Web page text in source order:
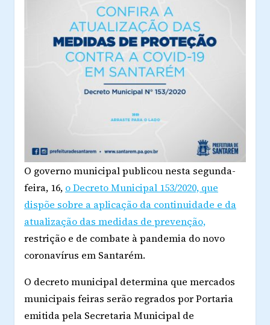
O governo municipal publicou nesta segunda-
feira, 16, o Decreto Municipal 153/2020, que
dispõe sobre a aplicação da continuidade e da
atualização das medidas de prevenção,
restrição e de combate à pandemia do novo
coronavírus em Santarém.
O decreto municipal determina que mercados
municipais feiras serão regrados por Portaria
emitida pela Secretaria Municipal de